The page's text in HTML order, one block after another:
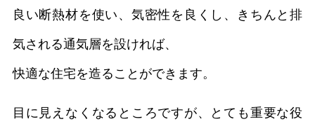
良い断熱材を使い、気密性を良くし、きちんと排
気される通気層を設ければ、
快適な住宅を造ることができます。
目に見えなくなるところですが、とても重要な役